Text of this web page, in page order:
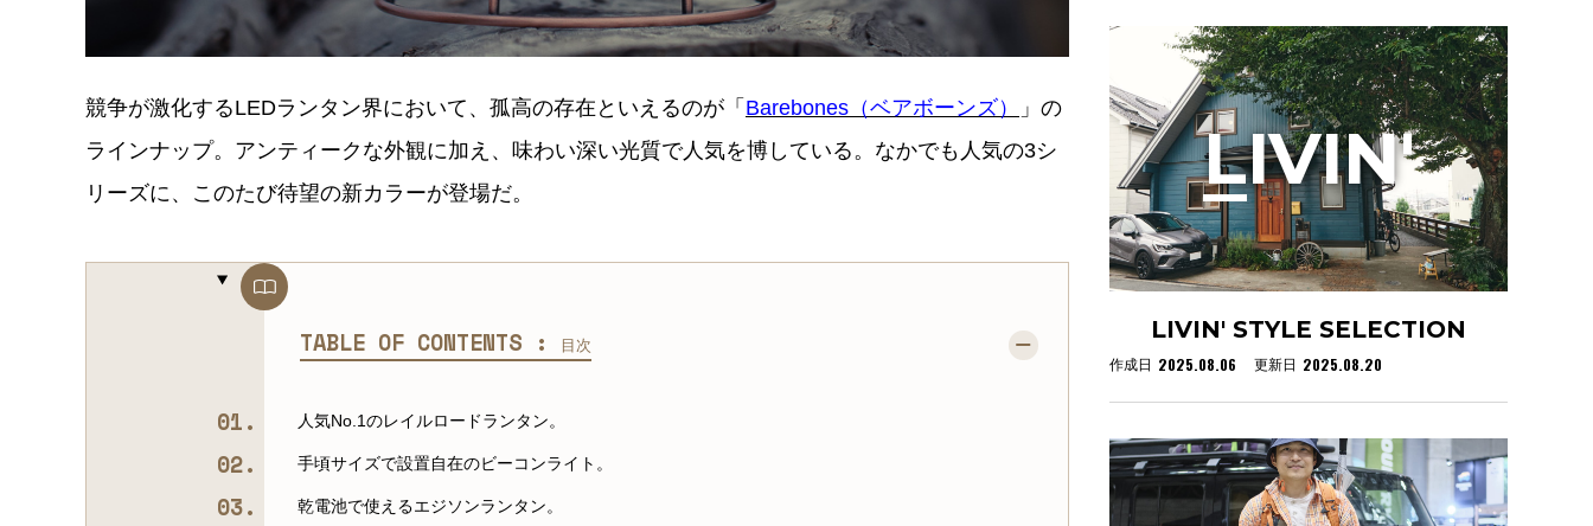
競争が激化するLEDランタン界において、孤高の存在といえるのが「 Barebones（ベアボーンズ）
」の
ラインナップ。アンティークな外観に加え、味わい深い光質で人気を博している。なかでも人気の3シ
リーズに、このたび待望の新カラーが登場だ。
TABLE OF CONTENTS : 目次
人気No.1のレイルロードランタン。
手頃サイズで設置自在のビーコンライト。
乾電池で使えるエジソンランタン。
LIVIN' STYLE SELECTION
作成日 2025.08.06 更新日 2025.08.20
LIVIN'